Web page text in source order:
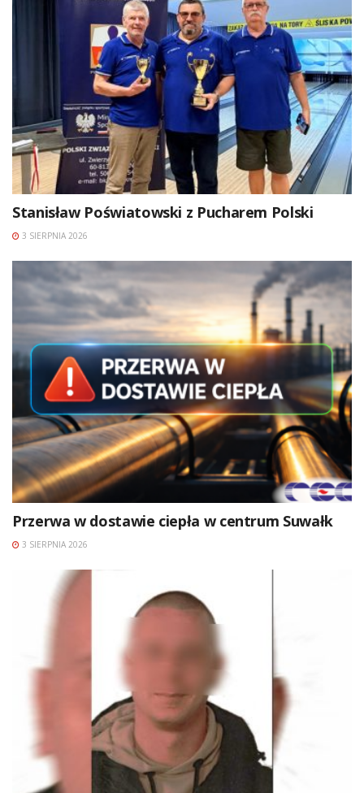
Stanisław Poświatowski z Pucharem Polski
3 SIERPNIA 2026
Przerwa w dostawie ciepła w centrum Suwałk
3 SIERPNIA 2026